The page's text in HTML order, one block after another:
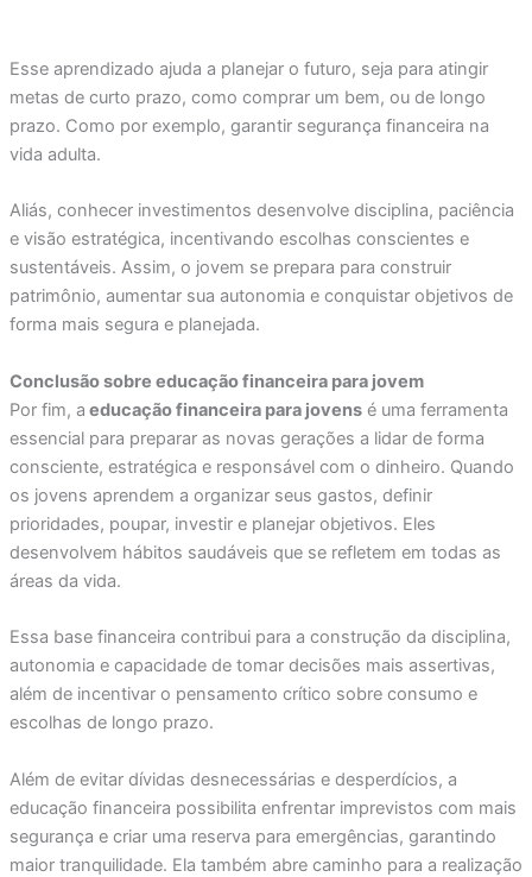
Esse aprendizado ajuda a planejar o futuro, seja para atingir
metas de curto prazo, como comprar um bem, ou de longo
prazo. Como por exemplo, garantir segurança financeira na
vida adulta.
Aliás, conhecer investimentos desenvolve disciplina, paciência
e visão estratégica, incentivando escolhas conscientes e
sustentáveis. Assim, o jovem se prepara para construir
patrimônio, aumentar sua autonomia e conquistar objetivos de
forma mais segura e planejada.
Conclusão sobre educação financeira para jovem
Por fim, a educação financeira para jovensé uma ferramenta
essencial para preparar as novas gerações a lidar de forma
consciente, estratégica e responsável com o dinheiro. Quando
os jovens aprendem a organizar seus gastos, definir
prioridades, poupar, investir e planejar objetivos. Eles
desenvolvem hábitos saudáveis que se refletem em todas as
áreas da vida.
Essa base financeira contribui para a construção da disciplina,
autonomia e capacidade de tomar decisões mais assertivas,
além de incentivar o pensamento crítico sobre consumo e
escolhas de longo prazo.
Além de evitar dívidas desnecessárias e desperdícios, a
educação financeira possibilita enfrentar imprevistos com mais
segurança e criar uma reserva para emergências, garantindo
maior tranquilidade. Ela também abre caminho para a realização